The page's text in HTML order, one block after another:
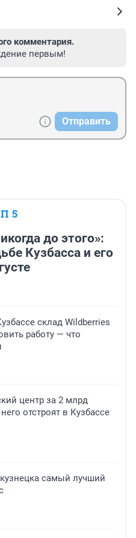
комментария.
первым!
Отправить
5
до этого»:
Кузбасса и его
склад Wildberries
работу — что
центр за 2 млрд
отстроят в Кузбассе
самый лучший